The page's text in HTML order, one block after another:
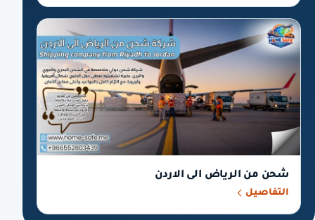
شحن من الرياض الى الاردن
التفاصيل